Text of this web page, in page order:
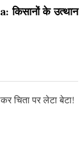
के उत्थान